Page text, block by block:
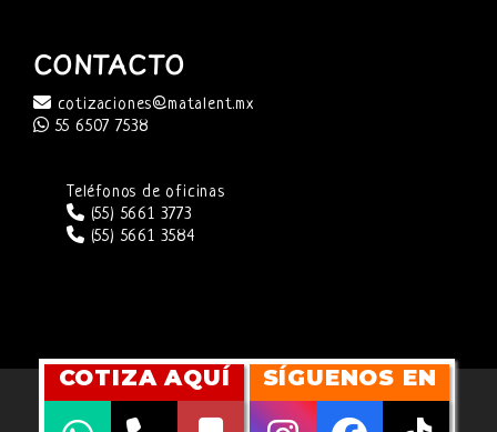
CONTACTO
cotizaciones@matalent.mx
55 6507 7538
Teléfonos de oficinas
(55) 5661 3773
(55) 5661 3584
SITIO WEB DESARROLLADO POR
CUBITMARKETING
COTIZA AQUÍ SÍGUENOS EN